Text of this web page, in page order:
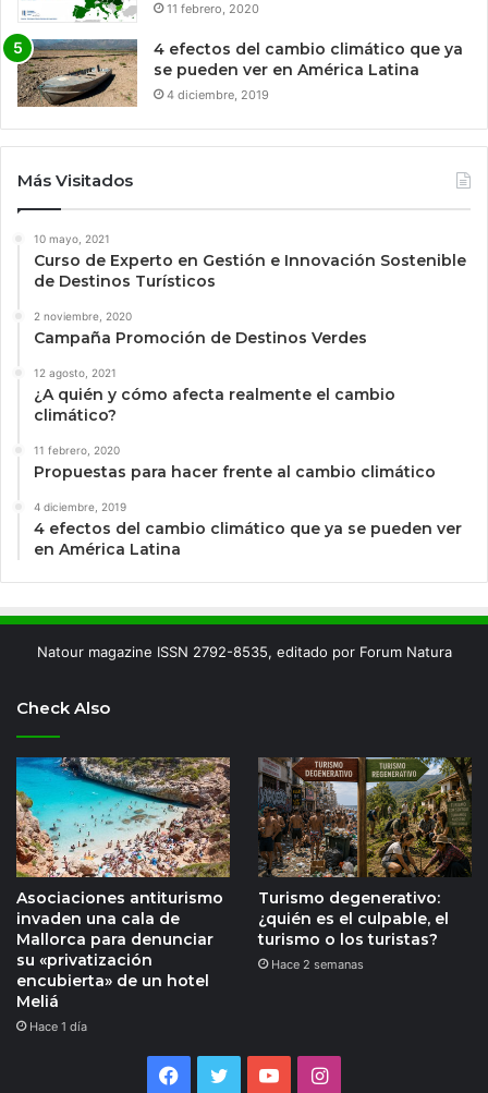
11 febrero, 2020
4 efectos del cambio climático que ya
se pueden ver en América Latina
4 diciembre, 2019
Más Visitados
10 mayo, 2021
Curso de Experto en Gestión e Innovación Sostenible
de Destinos Turísticos
2 noviembre, 2020
Campaña Promoción de Destinos Verdes
12 agosto, 2021
¿A quién y cómo afecta realmente el cambio
climático?
11 febrero, 2020
Propuestas para hacer frente al cambio climático
4 diciembre, 2019
4 efectos del cambio climático que ya se pueden ver
en América Latina
Natour magazine ISSN 2792-8535, editado por Forum Natura
Check Also
Asociaciones antiturismo
invaden una cala de
Mallorca para denunciar
su «privatización
encubierta» de un hotel
Meliá
Hace 1 día
Turismo degenerativo:
¿quién es el culpable, el
turismo o los turistas?
Hace 2 semanas
Facebook
TwitterYouTubeInstagram